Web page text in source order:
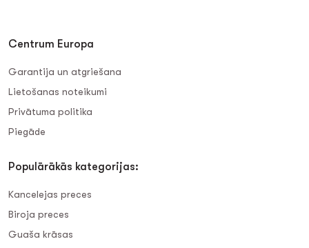
Centrum Europa
Garantija un atgriešana
Lietošanas noteikumi
Privātuma politika
Piegāde
Populārākās kategorijas:
Kancelejas preces
Biroja preces
Guaša krāsas